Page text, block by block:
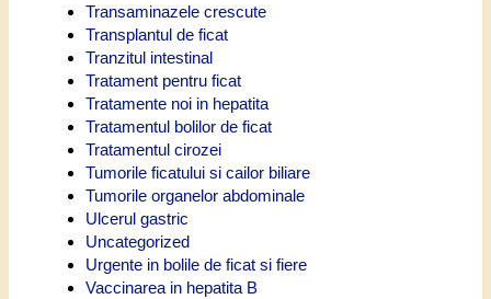
Transaminazele crescute
Transplantul de ficat
Tranzitul intestinal
Tratament pentru ficat
Tratamente noi in hepatita
Tratamentul bolilor de ficat
Tratamentul cirozei
Tumorile ficatului si cailor biliare
Tumorile organelor abdominale
Ulcerul gastric
Uncategorized
Urgente in bolile de ficat si fiere
Vaccinarea in hepatita B